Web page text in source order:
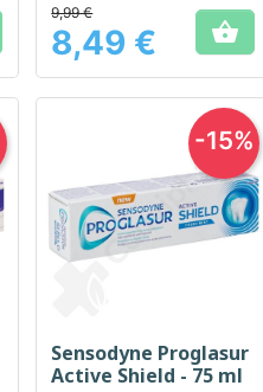
sensibles.
Prix
9,99 €
8,49 € 
Aperçu rapide
Sensodyne Proglasur
Active Shield - 75 ml
-15%